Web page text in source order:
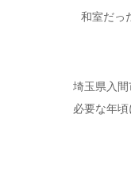
和室だっ
埼玉県入
必要な年